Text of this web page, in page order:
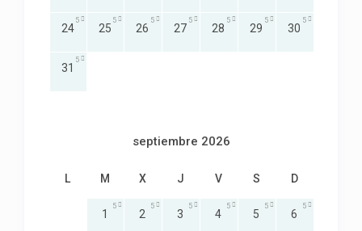
24
5
25
5
26
5
27
5
28
5
29
5
30
5
31
5
septiembre 2026
L M X J V S D
1
5
2
5
3
5
4
5
5
5
6
5